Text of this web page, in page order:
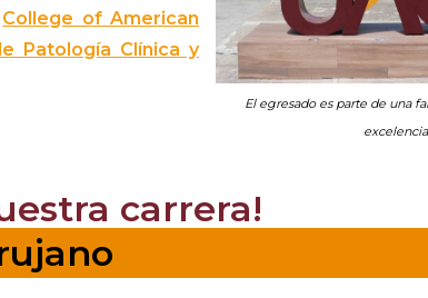
College of American
Patología Clínica y
El egresado es parte de una
excelencia.
carrera!